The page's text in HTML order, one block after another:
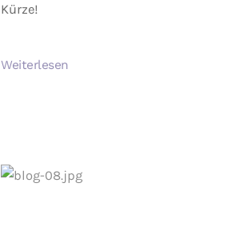
Kürze!
Weiterlesen